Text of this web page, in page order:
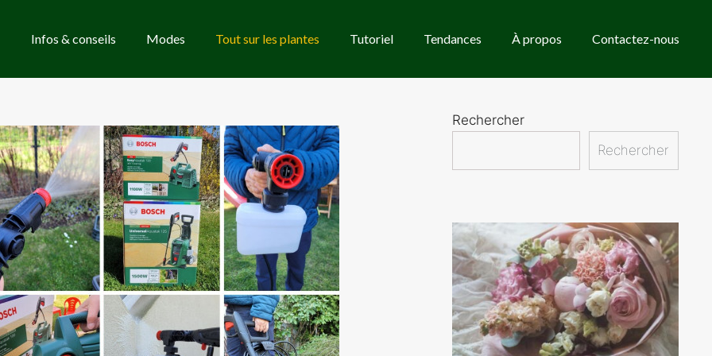
Infos & conseils Modes Tout sur les plantes Tutoriel Tendances À propos Contactez-nous
Rechercher
Rechercher